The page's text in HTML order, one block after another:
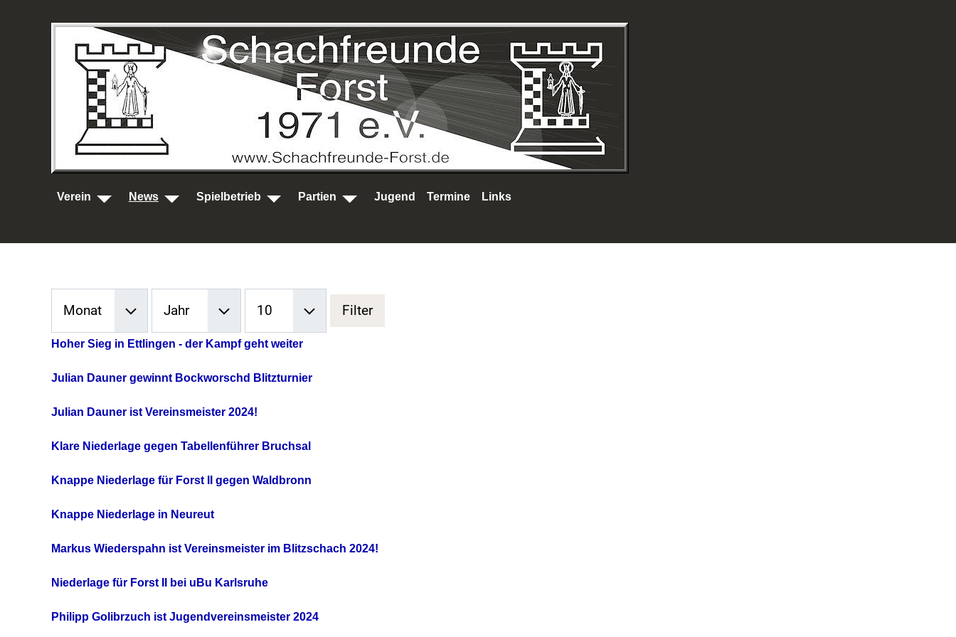
Verein News Spielbetrieb Partien Jugend Termine Links
Filter
Hoher Sieg in Ettlingen - der Kampf geht weiter
Julian Dauner gewinnt Bockworschd Blitzturnier
Julian Dauner ist Vereinsmeister 2024!
Klare Niederlage gegen Tabellenführer Bruchsal
Knappe Niederlage für Forst II gegen Waldbronn
Knappe Niederlage in Neureut
Markus Wiederspahn ist Vereinsmeister im Blitzschach 2024!
Niederlage für Forst II bei uBu Karlsruhe
Philipp Golibrzuch ist Jugendvereinsmeister 2024